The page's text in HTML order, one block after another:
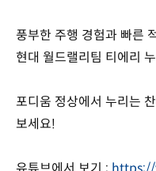
풍부한 주행 경험과 빠른
현대 월드랠리팀 티에리
포디움 정상에서 누리는
보세요!